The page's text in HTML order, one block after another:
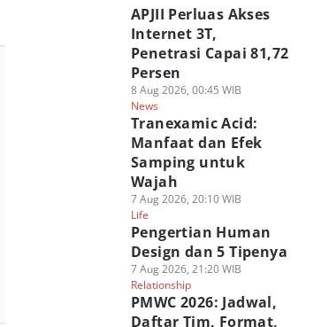
APJII Perluas Akses
Internet 3T,
Penetrasi Capai 81,72
Persen
8 Aug 2026, 00:45 WIB
News
Tranexamic Acid:
Manfaat dan Efek
Samping untuk
Wajah
7 Aug 2026, 20:10 WIB
Life
Pengertian Human
Design dan 5 Tipenya
7 Aug 2026, 21:20 WIB
Relationship
PMWC 2026: Jadwal,
Daftar Tim, Format,